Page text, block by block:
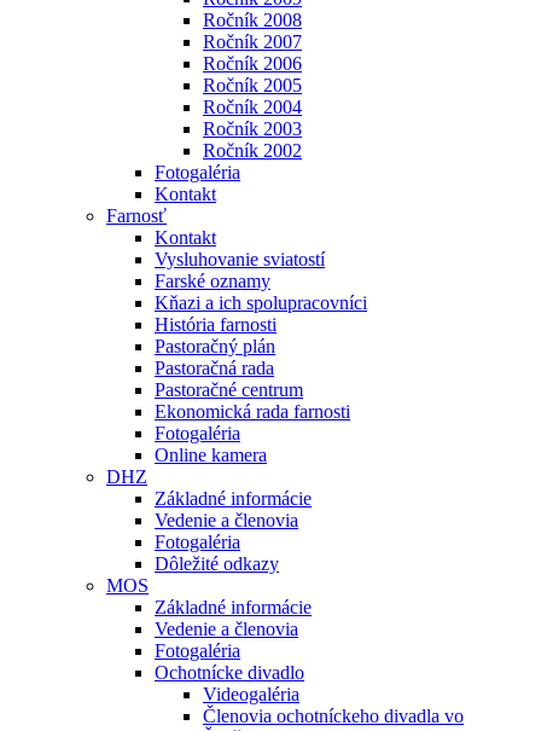
Ročník 2008
Ročník 2007
Ročník 2006
Ročník 2005
Ročník 2004
Ročník 2003
Ročník 2002
Fotogaléria
Kontakt
Farnosť
Kontakt
Vysluhovanie sviatostí
Farské oznamy
Kňazi a ich spolupracovníci
História farnosti
Pastoračný plán
Pastoračná rada
Pastoračné centrum
Ekonomická rada farnosti
Fotogaléria
Online kamera
DHZ
Základné informácie
Vedenie a členovia
Fotogaléria
Dôležité odkazy
MOS
Základné informácie
Vedenie a členovia
Fotogaléria
Ochotnícke divadlo
Videogaléria
Členovia ochotníckeho divadla vo